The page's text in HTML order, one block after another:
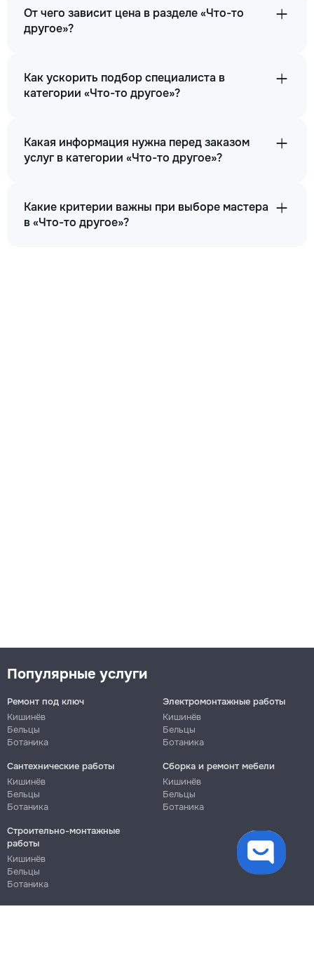
От чего зависит цена в разделе «Что-то
другое»?
Как ускорить подбор специалиста в
категории «Что-то другое»?
Какая информация нужна перед заказом
услуг в категории «Что-то другое»?
Какие критерии важны при выборе мастера
в «Что-то другое»?
Популярные услуги
Ремонт под ключ
Кишинёв
Бельцы
Ботаника
Электромонтажные работы
Кишинёв
Бельцы
Ботаника
Сантехнические работы
Кишинёв
Бельцы
Ботаника
Сборка и ремонт мебели
Кишинёв
Бельцы
Ботаника
Строительно-монтажные
работы
Кишинёв
Бельцы
Ботаника